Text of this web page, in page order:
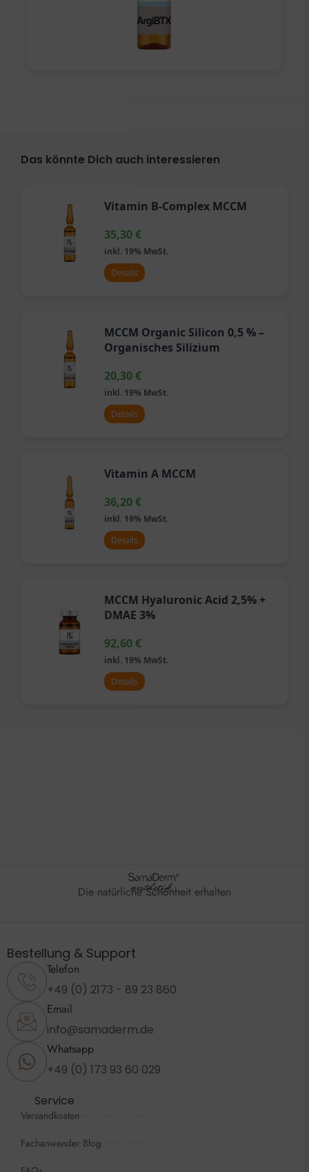
Das könnte Dich auch interessieren
Vitamin B-Complex MCCM
35,30€
inkl. 19% MwSt.
Details
MCCM Organic Silicon 0,5 % –
Organisches Silizium
20,30€
inkl. 19% MwSt.
Details
Vitamin A MCCM
36,20€
inkl. 19% MwSt.
Details
MCCM Hyaluronic Acid 2,5% +
DMAE 3%
92,60€
inkl. 19% MwSt.
Details
Die natürliche Schönheit erhalten
Bestellung & Support
Telefon
+49 (0) 2173 - 89 23 860
Email
info@samaderm.de
Whatsapp
+49 (0) 173 93 60 029
Service
Versandkosten
Fachanwender Blog